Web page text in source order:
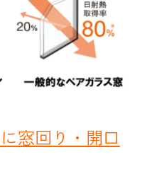
窓回り・開口